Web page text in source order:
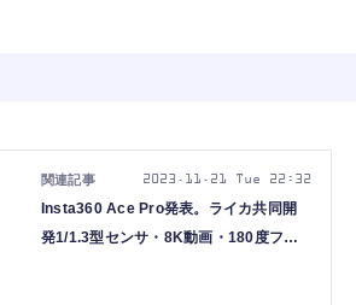
Insta360 Ace Pro発表。ライカ共同開
発1/1.3型センサ・8K動画・180度フリ
2023.11.21 Tue 22:32